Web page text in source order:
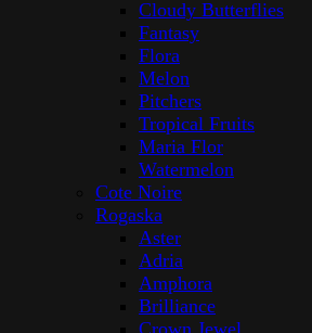
Cloudy Butterflies
Fantasy
Flora
Melon
Pitchers
Tropical Fruits
Maria Flor
Watermelon
Cote Noire
Rogaska
Aster
Adria
Amphora
Brilliance
Crown Jewel